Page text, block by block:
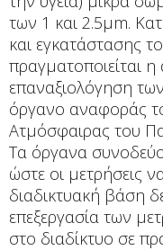
των 1 και 2.5μm.
και εγκατάστασης
πραγματοποιείται
επαναξιολόγηση
όργανο αναφοράς
Ατμόσφαιρας του
Τα όργανα
ώστε οι μετρήσεις
διαδικτυακή βάση
επεξεργασία των
στο διαδίκτυο σε